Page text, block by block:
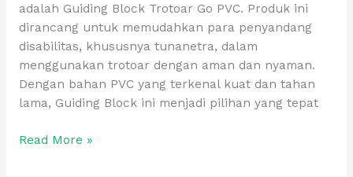
adalah Guiding Block Trotoar Go PVC. Produk ini
dirancang untuk memudahkan para penyandang
disabilitas, khususnya tunanetra, dalam
menggunakan trotoar dengan aman dan nyaman.
Dengan bahan PVC yang terkenal kuat dan tahan
lama, Guiding Block ini menjadi pilihan yang tepat
Read More »